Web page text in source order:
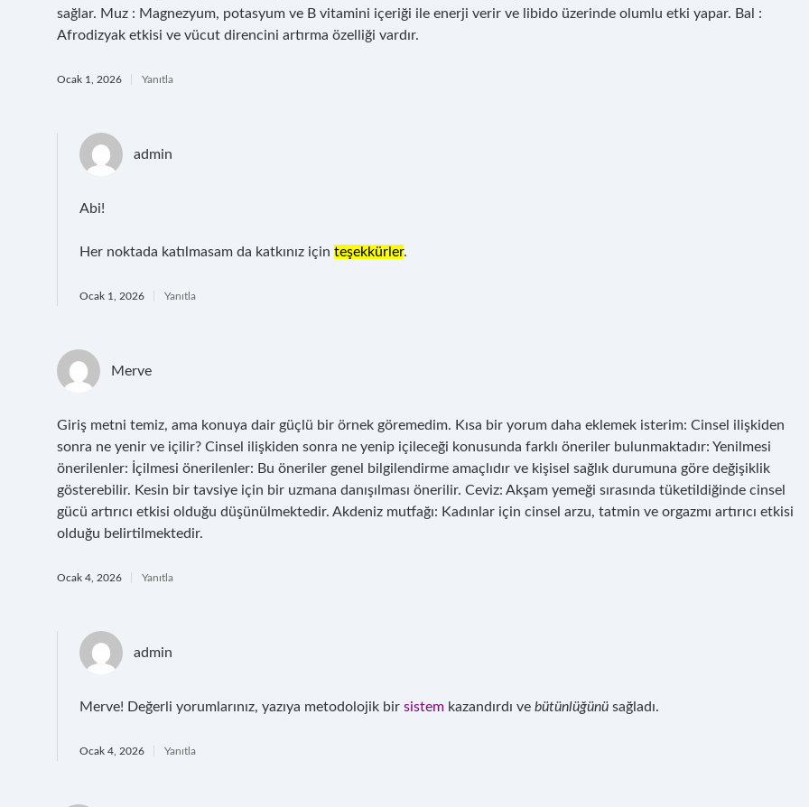
sağlar. Muz : Magnezyum, potasyum ve B vitamini içeriği ile enerji verir ve libido üzerinde olumlu etki yapar. Bal :
Afrodizyak etkisi ve vücut direncini artırma özelliği vardır.
Ocak 1, 2026 Yanıtla
admin
Abi!
Her noktada katılmasam da katkınız için teşekkürler.
Ocak 1, 2026 Yanıtla
Merve
Giriş metni temiz, ama konuya dair güçlü bir örnek göremedim. Kısa bir yorum daha eklemek isterim: Cinsel ilişkiden
sonra ne yenir ve içilir? Cinsel ilişkiden sonra ne yenip içileceği konusunda farklı öneriler bulunmaktadır: Yenilmesi
önerilenler: İçilmesi önerilenler: Bu öneriler genel bilgilendirme amaçlıdır ve kişisel sağlık durumuna göre değişiklik
gösterebilir. Kesin bir tavsiye için bir uzmana danışılması önerilir. Ceviz: Akşam yemeği sırasında tüketildiğinde cinsel
gücü artırıcı etkisi olduğu düşünülmektedir. Akdeniz mutfağı: Kadınlar için cinsel arzu, tatmin ve orgazmı artırıcı etkisi
olduğu belirtilmektedir.
Ocak 4, 2026 Yanıtla
admin
Merve! Değerli yorumlarınız, yazıya metodolojik bir sistem kazandırdı ve bütünlüğünü sağladı.
Ocak 4, 2026 Yanıtla